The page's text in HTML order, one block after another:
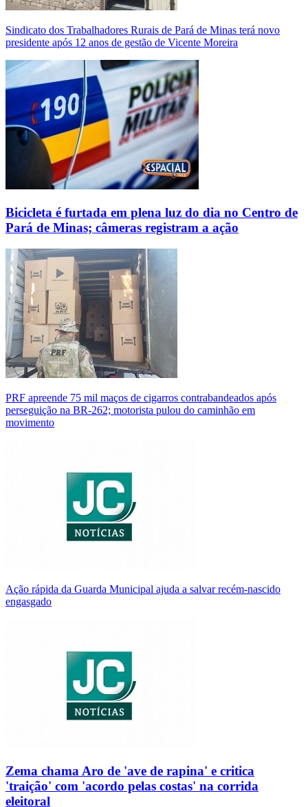
Sindicato dos Trabalhadores Rurais de Pará de Minas terá novo
presidente após 12 anos de gestão de Vicente Moreira
Bicicleta é furtada em plena luz do dia no Centro de
Pará de Minas; câmeras registram a ação
PRF apreende 75 mil maços de cigarros contrabandeados após
perseguição na BR-262; motorista pulou do caminhão em
movimento
Ação rápida da Guarda Municipal ajuda a salvar recém-nascido
engasgado
Zema chama Aro de 'ave de rapina' e critica
'traição' com 'acordo pelas costas' na corrida
eleitoral